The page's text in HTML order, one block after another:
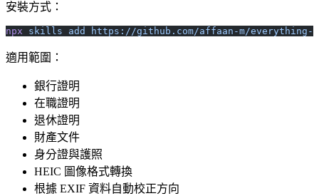
安裝方式：
npx skills add https://github.com/affaan-m/everything-
適用範圍：
銀行證明
在職證明
退休證明
財產文件
身分證與護照
HEIC 圖像格式轉換
根據 EXIF 資料自動校正方向